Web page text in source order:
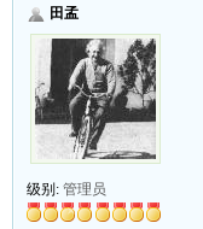
田孟
级别: 管理员